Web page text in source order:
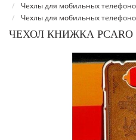
Чехлы для мобильных
Чехлы для мобильных
ЧЕХОЛ КНИЖКА PCARO